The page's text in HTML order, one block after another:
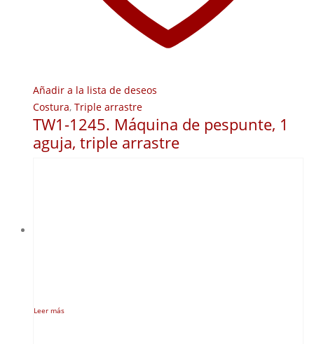
Añadir a la lista de deseos
Costura, Triple arrastre
TW1-1245. Máquina de pespunte, 1
aguja, triple arrastre
Leer más